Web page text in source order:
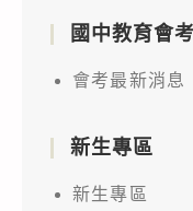
境
保
署
同
國中教育會
會考最新消息
新生專區
新生專區